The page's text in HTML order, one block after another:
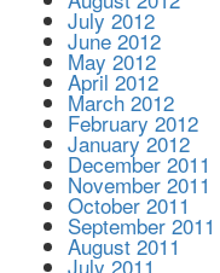
July 2012
June 2012
May 2012
April 2012
March 2012
February 2012
January 2012
December 2011
November 2011
October 2011
September 2011
August 2011
July 2011